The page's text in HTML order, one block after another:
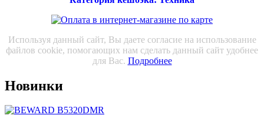
Используя данный сайт, Вы даете согласие на использование
файлов cookie, помогающих нам сделать данный сайт удобнее
для Вас. Подробнее
Новинки